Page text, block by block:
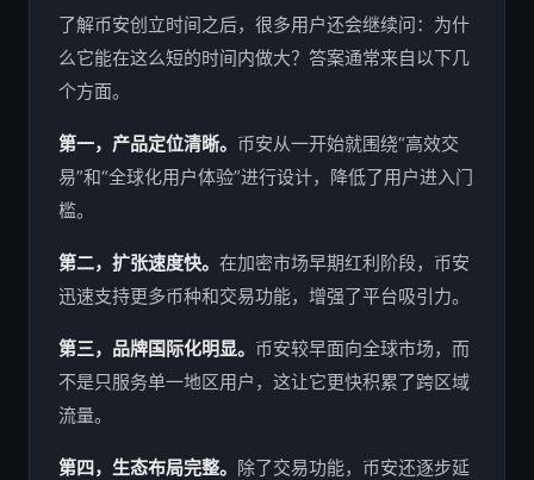
了解币安创立时间之后，很多用户还会继续问：为什
么它能在这么短的时间内做大？答案通常来自以下几
个方面。
第一，产品定位清晰。 币安从一开始就围绕“高效交
易”和“全球化用户体验”进行设计，降低了用户进入门
槛。
第二，扩张速度快。 在加密市场早期红利阶段，币安
迅速支持更多币种和交易功能，增强了平台吸引力。
第三，品牌国际化明显。 币安较早面向全球市场，而
不是只服务单一地区用户，这让它更快积累了跨区域
流量。
第四，生态布局完整。 除了交易功能，币安还逐步延